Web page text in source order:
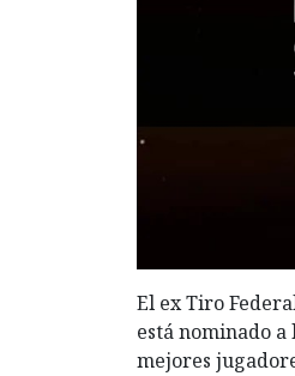
El ex Tiro
está nominado
mejores